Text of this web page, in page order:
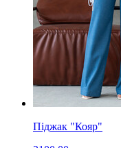
Піджак "Кояр"